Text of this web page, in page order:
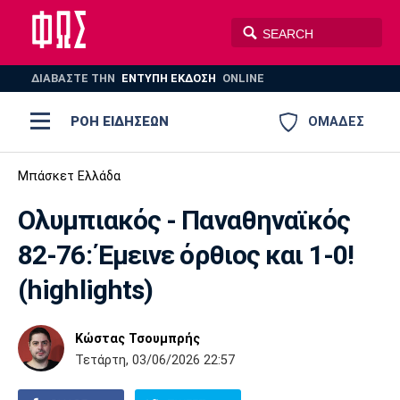
ΔΙΑΒΑΣΤΕ THN ΕΝΤΥΠΗ ΕΚΔΟΣΗ ONLINE
ΟΜΑΔΕΣ
ΡΟΗ ΕΙΔΗΣΕΩΝ
ΠΟΔΟΣΦΑΙΡΟ
ΠΟΛΟ
AUTO-MOTO
Ποδόσφαιρο
Super League 1
Super League 2
Γ Εθνική
Ελλάδα
Μπάσκετ
Ελλάδα
Εθνική
EuroLeague
Ολυμπιακοί Αγώνες
Βόλεϊ
Πόλο
Ολυμπιακός ΑΕΚ ΠΑΟΚ
Παναθηναϊκός Ατρόμητος
Μπάσκετ Ελλάδα
Ολυμπιακός - Παναθηναϊκός
82-76: Έμεινε όρθιος και 1-0!
(highlights)
Κώστας Τσουμπρής
Τετάρτη, 03/06/2026 22:57